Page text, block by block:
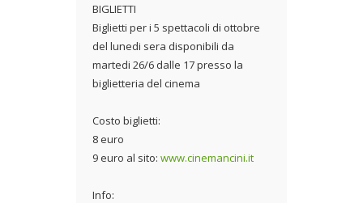
BIGLIETTI
Biglietti per i 5 spettacoli di ottobre
del lunedi sera disponibili da
martedi 26/6 dalle 17 presso la
biglietteria del cinema
Costo biglietti:
8 euro
9 euro al sito: www.cinemancini.it
Info: